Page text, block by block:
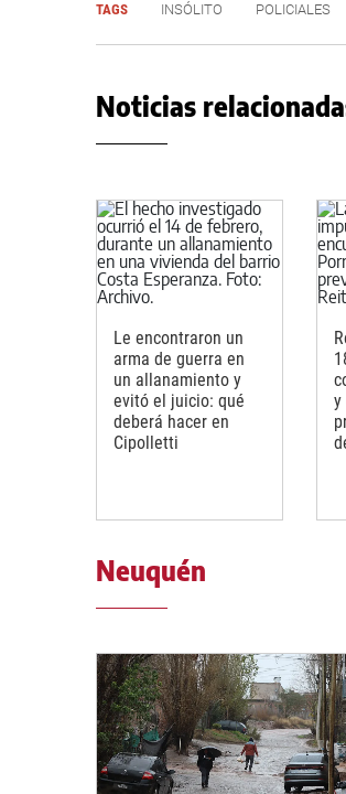
TAGS INSÓLITO POLICIALES
Noticias
Le encontraron un
arma de guerra en
un allanamiento y
evitó el juicio: qué
deberá hacer en
Cipolletti
y
Neuquén